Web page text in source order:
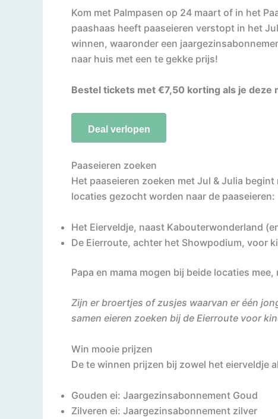
Kom met Palmpasen op 24 maart of in het
paashaas heeft paaseieren verstopt in het
winnen, waaronder een
naar huis met een te gekke prijs!
Bestel tickets met €7,50 korting als je deze
Deal verlopen
Paaseieren zoeken
Het paaseieren zoeken met Jul & Julia
locaties gezocht worden naar de paaseieren:
Het Eierveldje, naast Kabouterwonderland
De Eierroute, achter het Showpodium, voor
Papa en mama mogen bij beide locaties
Zijn er broertjes of zusjes waarvan er één
samen eieren zoeken bij de Eierroute voor
Win mooie prijzen
De te winnen prijzen bij zowel het eierveldje
Gouden ei: Jaargezinsabonnement Goud
Zilveren ei: Jaargezinsabonnement zilver